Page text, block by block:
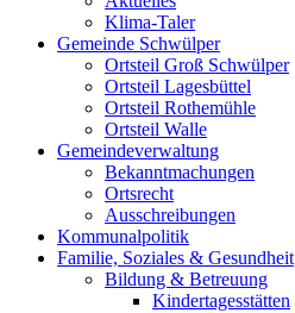
Klima-Taler
Gemeinde Schwülper
Ortsteil Groß Schwülper
Ortsteil Lagesbüttel
Ortsteil Rothemühle
Ortsteil Walle
Gemeindeverwaltung
Bekanntmachungen
Ortsrecht
Ausschreibungen
Kommunalpolitik
Familie, Soziales & Gesundheit
Bildung & Betreuung
Kindertagesstätten